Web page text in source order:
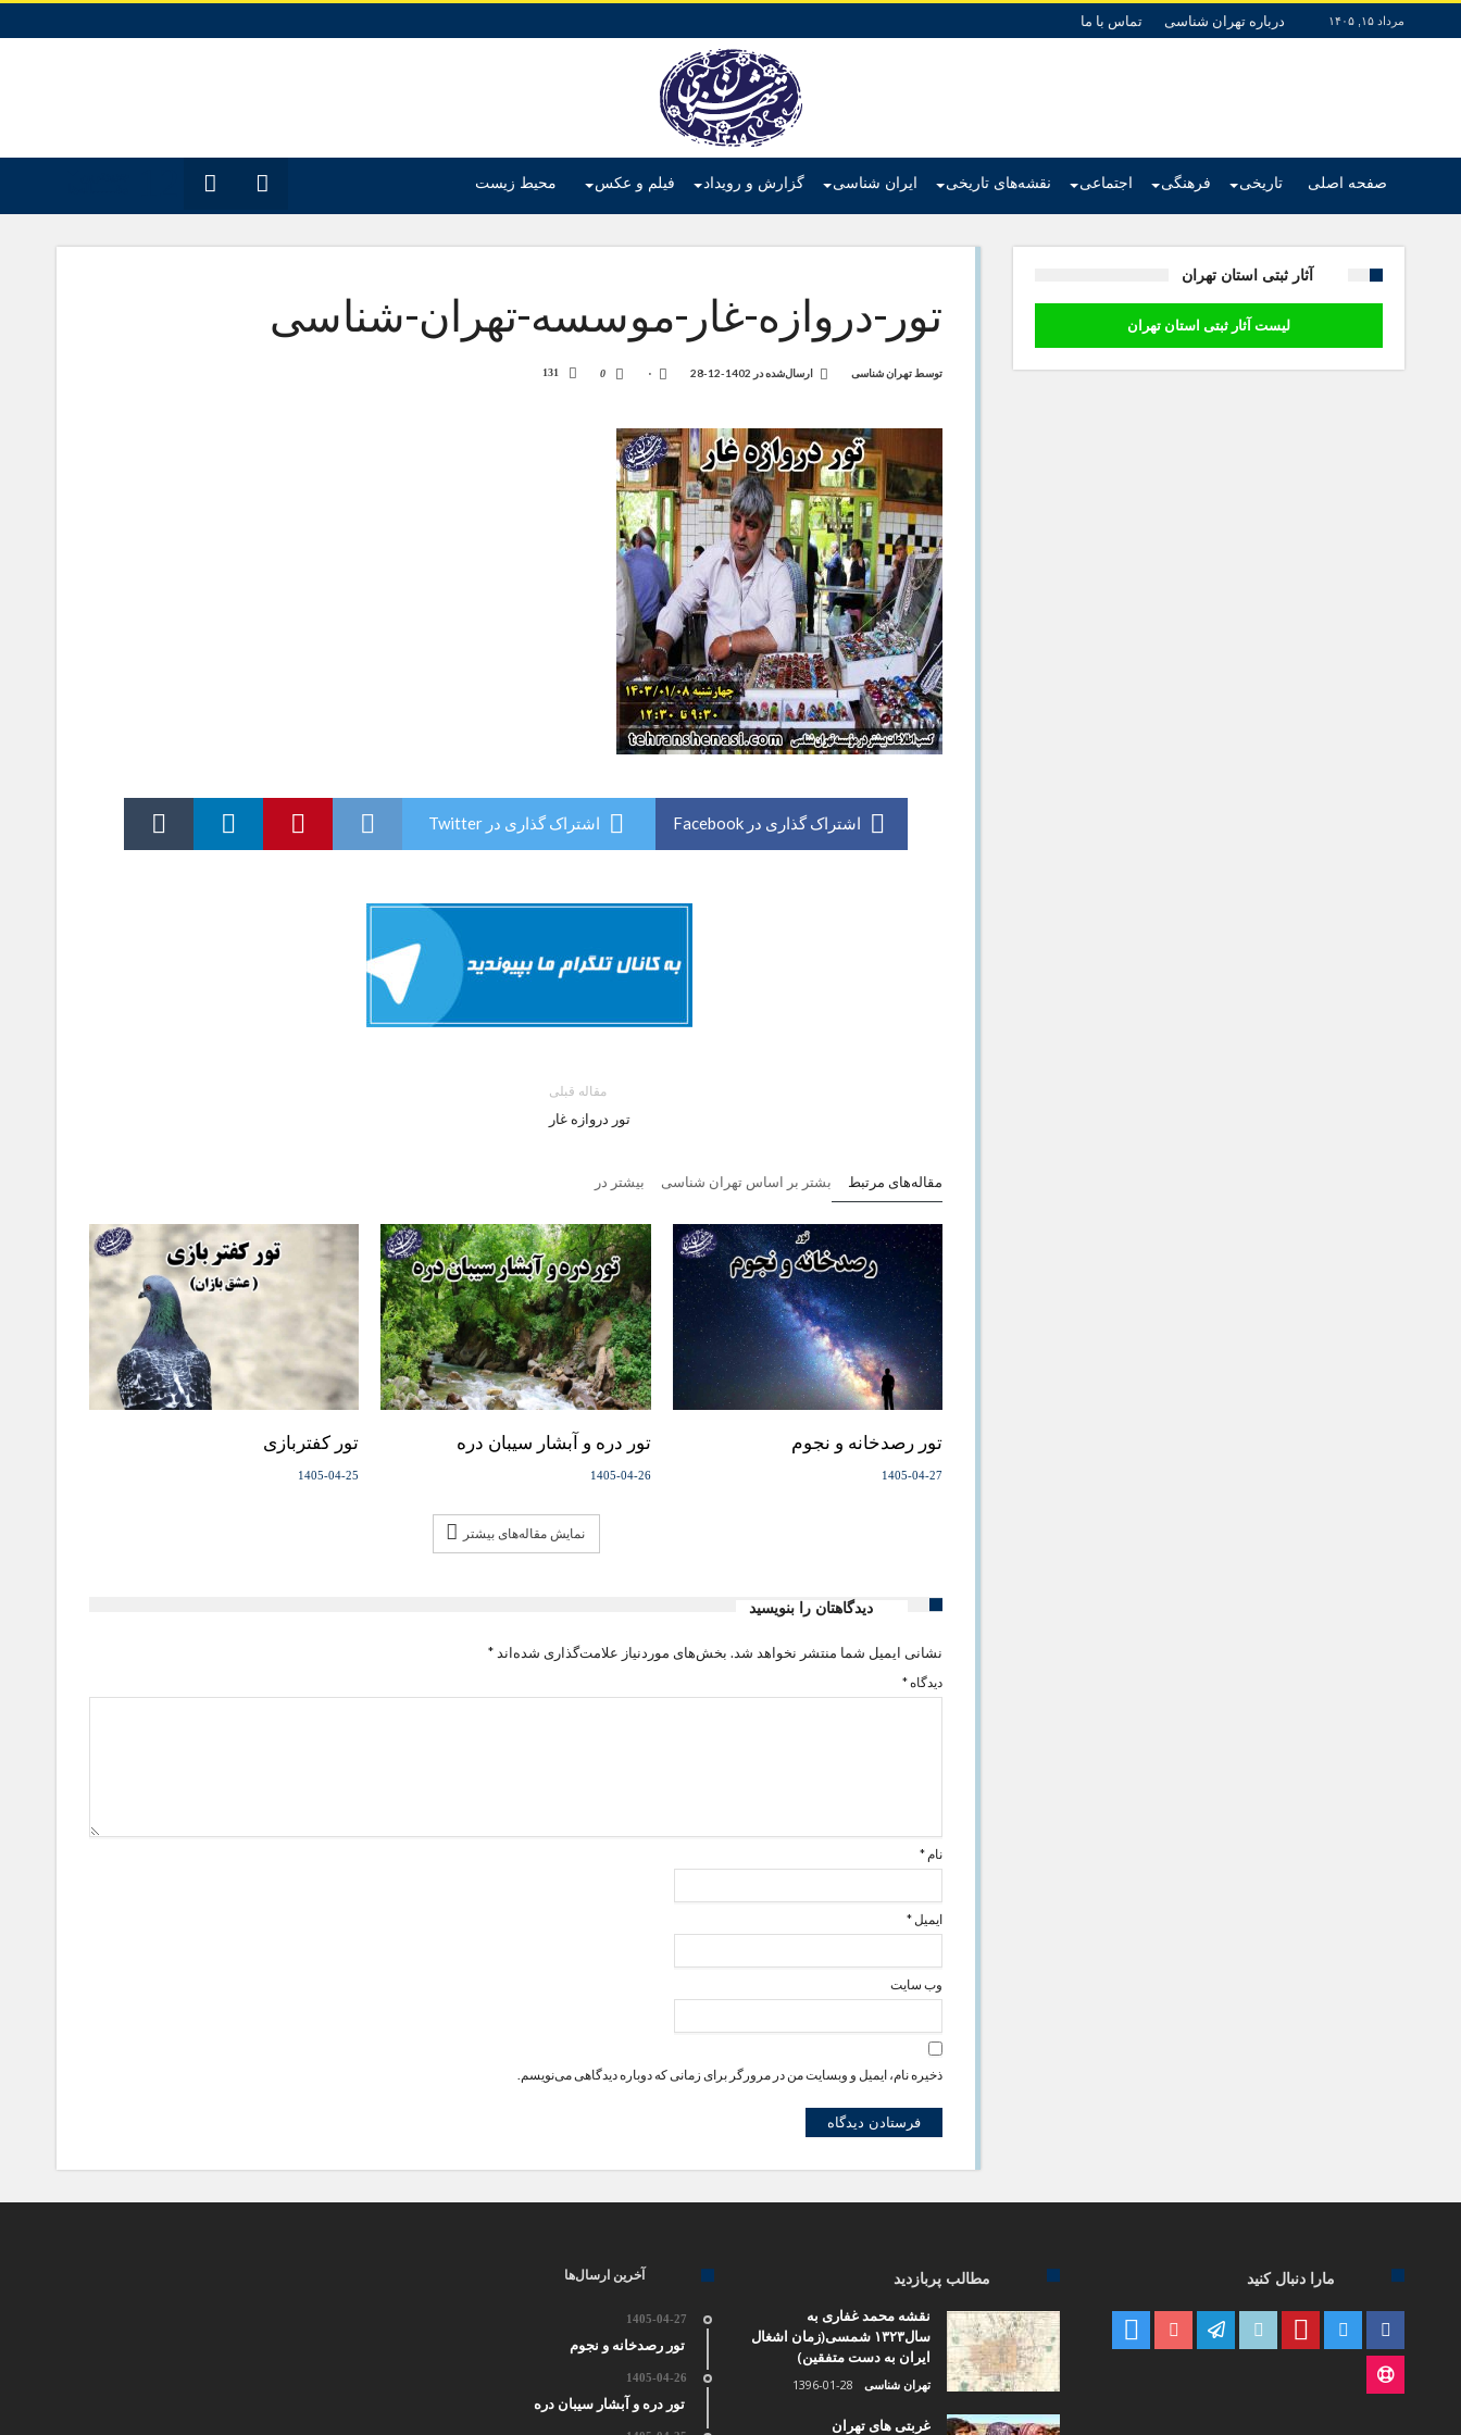
مرداد ۱۵, ۱۴۰۵ درباره تهران شناسی تماس با ما
صفحه اصلی تاریخی فرهنگی اجتماعی نقشه‌های تاریخی ایران شناسی گزارش و رویداد فیلم و عکس محیط زیست
تور-دروازه-غار-موسسه-تهران-شناسی
توسط تهران شناسی ارسال‌شده در 1402-12-28 ۰ 0
اشتراک گذاری در Facebook اشتراک گذاری در Twitter
مقاله قبلی
تور دروازه غار
مقاله‌های مرتبط بشتر بر اساس تهران شناسی بیشتر در
تور رصدخانه و نجوم
1405-04-27
تور دره و آبشار سیبان دره
1405-04-26
تور کفتربازی
1405-04-25
نمایش مقاله‌های بیشتر
دیدگاهتان را بنویسید
نشانی ایمیل شما منتشر نخواهد شد. بخش‌های موردنیاز علامت‌گذاری شده‌اند *
دیدگاه*
نام *
ایمیل *
وب‌ سایت
ذخیره نام، ایمیل و وبسایت من در مرورگر برای زمانی که دوباره دیدگاهی می‌نویسم.
آثار ثبتی استان تهران
لیست آثار ثبتی استان تهران
مارا دنبال کنید مطالب پربازدید
نقشه محمد غفاری به
سال۱۳۲۳ شمسی(زمان اشغال
ایران به دست متفقین)
تهران شناسی 1396-01-28
غربتی های تهران
آخرین ارسال‌ها
1405-04-27
تور رصدخانه و نجوم
1405-04-26
تور دره و آبشار سیبان دره